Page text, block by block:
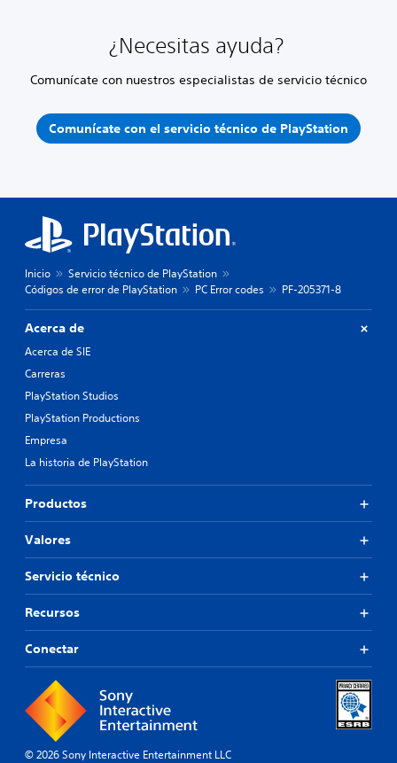
¿Necesitas ayuda?
Comunícate con nuestros especialistas de servicio técnico
Comunícate con el servicio técnico de PlayStation
Inicio
Servicio técnico de PlayStation
Códigos de error de PlayStation
PC Error codes PF-205371-8
Acerca de
Acerca de SIE
Carreras
PlayStation Studios
PlayStation Productions
Empresa
La historia de PlayStation
Productos
Valores
Servicio técnico
Recursos
Conectar
© 2026 Sony Interactive Entertainment LLC